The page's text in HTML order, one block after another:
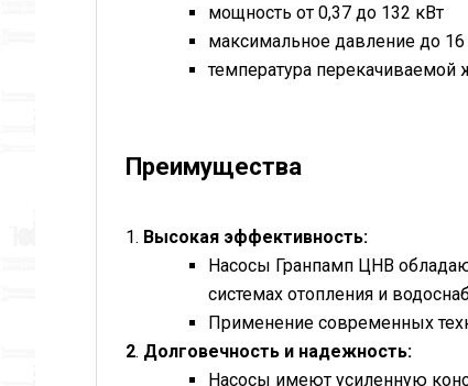
мощность от 0,37 до 132 кВт
максимальное давление до 16
температура перекачиваемой
Преимущества
1. Высокая эффективность:
Насосы Гранпамп ЦНВ
системах отопления и
Применение современных
2. Долговечность и надежность:
Насосы имеют усиленную